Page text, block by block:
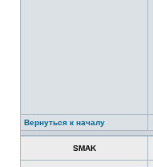
Вернуться к началу
SMAK